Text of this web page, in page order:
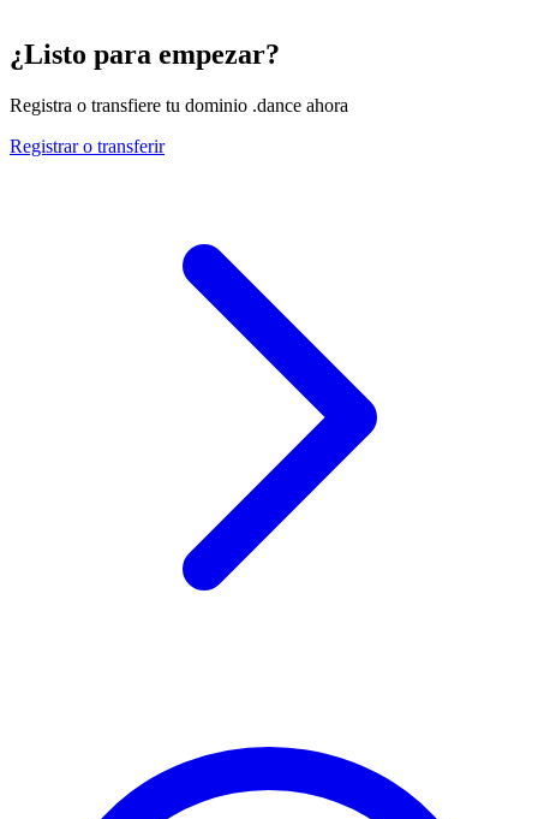
¿Listo para empezar?
Registra o transfiere tu dominio .dance ahora
Registrar o transferir